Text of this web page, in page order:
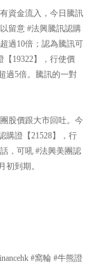
資金流入，今日騰訊
留意 #法興騰訊認購
過10倍；認為騰訊可
19322】，行使價
過5倍。騰訊的一對
股價跟大市回吐。今
購證【21528】，行
，可吼 #法興美團認
初到期。
#窩輪 #牛熊證